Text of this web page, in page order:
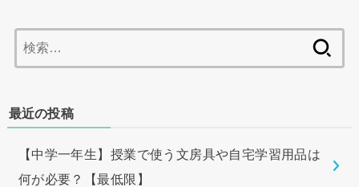
索:
最近の投稿
【中学一年生】授業で使う文房具や自宅学習用品は
何が必要？【最低限】